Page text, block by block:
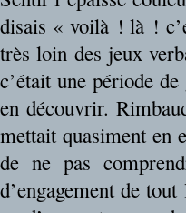
disais « voilà ! là !
très loin des jeux
c’était une période
en découvrir.
mettait quasiment en
de ne pas
d’engagement de